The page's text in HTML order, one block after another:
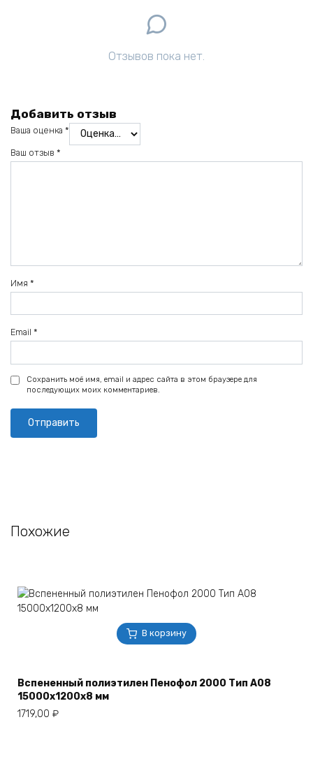
Отзывов пока нет.
Добавить отзыв
Ваша оценка *
Ваш отзыв *
Имя *
Email *
Сохранить моё имя, email и адрес сайта в этом браузере для
последующих моих комментариев.
Похожие
В корзину
Вспененный полиэтилен Пенофол 2000 Тип А08
15000x1200x8 мм
1719,00 ₽